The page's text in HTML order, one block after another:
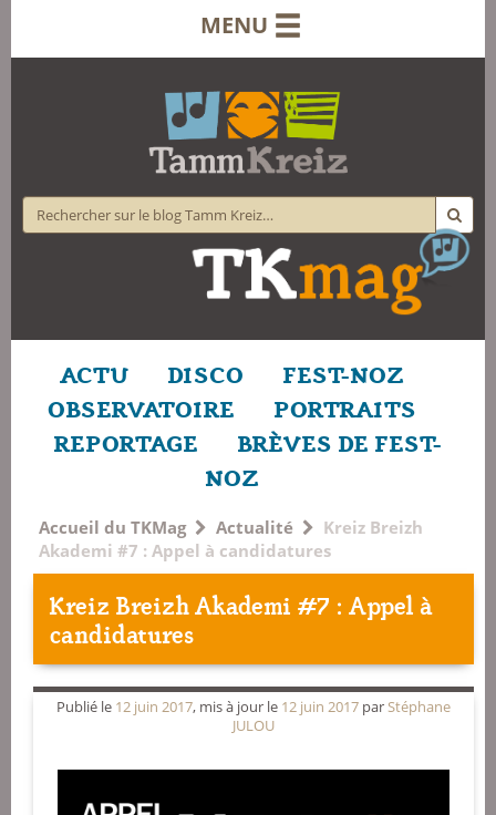
MENU
ACTU DISCO
FEST-NOZ
OBSERVATOIRE
PORTRAITS
REPORTAGE
BRÈVES DE FEST-
NOZ
Accueil du TKMag Actualité
Kreiz Breizh
Akademi #7 : Appel à candidatures
Kreiz Breizh Akademi #7 : Appel à
candidatures
Publié le 12 juin 2017, mis à jour le 12 juin 2017 parStéphane
JULOU